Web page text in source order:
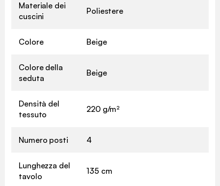
Materiale dei
cuscini
Poliestere
Colore Beige
Colore della
seduta
Beige
Densità del
tessuto
220 g/m²
Numero posti 4
Lunghezza del
tavolo
135 cm